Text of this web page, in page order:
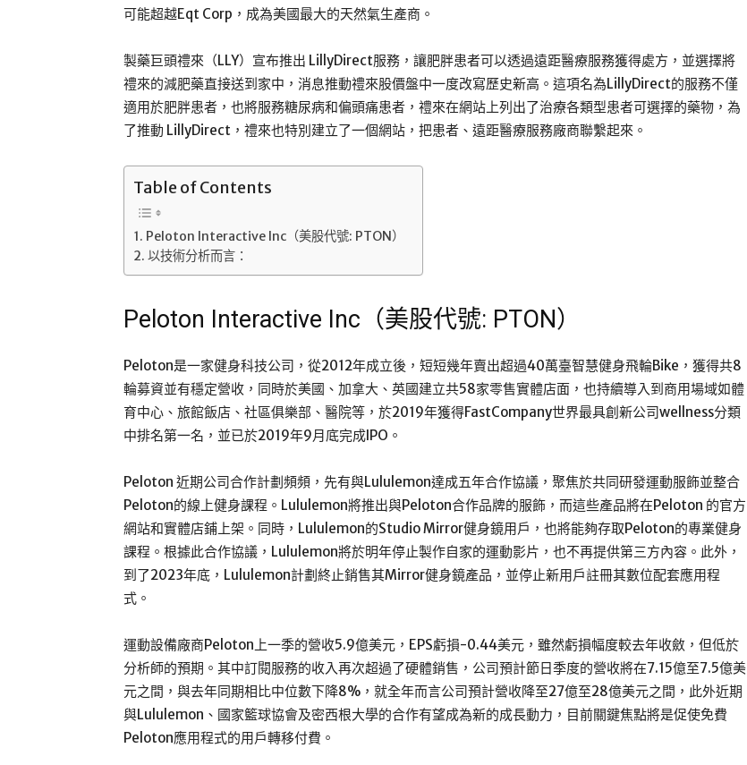
可能超越Eqt Corp，成為美國最大的天然氣生產商。
製藥巨頭禮來（LLY）宣布推出 LillyDirect服務，讓肥胖患者可以透過遠距醫療服務獲得處方，並選擇將
禮來的減肥藥直接送到家中，消息推動禮來股價盤中一度改寫歷史新高。這項名為LillyDirect的服務不僅
適用於肥胖患者，也將服務糖尿病和偏頭痛患者，禮來在網站上列出了治療各類型患者可選擇的藥物，為
了推動 LillyDirect，禮來也特別建立了一個網站，把患者、遠距醫療服務廠商聯繫起來。
Table of Contents
Peloton Interactive Inc（美股代號: PTON）
以技術分析而言：
Peloton Interactive Inc（美股代號: PTON）
Peloton是一家健身科技公司，從2012年成立後，短短幾年賣出超過40萬臺智慧健身飛輪Bike，獲得共8
輪募資並有穩定營收，同時於美國、加拿大、英國建立共58家零售實體店面，也持續導入到商用場域如體
育中心、旅館飯店、社區俱樂部、醫院等，於2019年獲得FastCompany世界最具創新公司wellness分類
中排名第一名，並已於2019年9月底完成IPO。
Peloton 近期公司合作計劃頻頻，先有與Lululemon達成五年合作協議，聚焦於共同研發運動服飾並整合
Peloton的線上健身課程。Lululemon將推出與Peloton合作品牌的服飾，而這些產品將在Peloton 的官方
網站和實體店鋪上架。同時，Lululemon的Studio Mirror健身鏡用戶，也將能夠存取Peloton的專業健身
課程。根據此合作協議，Lululemon將於明年停止製作自家的運動影片，也不再提供第三方內容。此外，
到了2023年底，Lululemon計劃終止銷售其Mirror健身鏡產品，並停止新用戶註冊其數位配套應用程
式。
運動設備廠商Peloton上一季的營收5.9億美元，EPS虧損-0.44美元，雖然虧損幅度較去年收斂，但低於
分析師的預期。其中訂閱服務的收入再次超過了硬體銷售，公司預計節日季度的營收將在7.15億至7.5億美
元之間，與去年同期相比中位數下降8%，就全年而言公司預計營收降至27億至28億美元之間，此外近期
與Lululemon、國家籃球協會及密西根大學的合作有望成為新的成長動力，目前關鍵焦點將是促使免費
Peloton應用程式的用戶轉移付費。